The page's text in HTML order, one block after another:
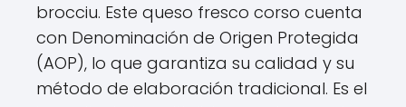
brocciu. Este queso fresco corso cuenta
con Denominación de Origen Protegida
(AOP), lo que garantiza su calidad y su
método de elaboración tradicional. Es el